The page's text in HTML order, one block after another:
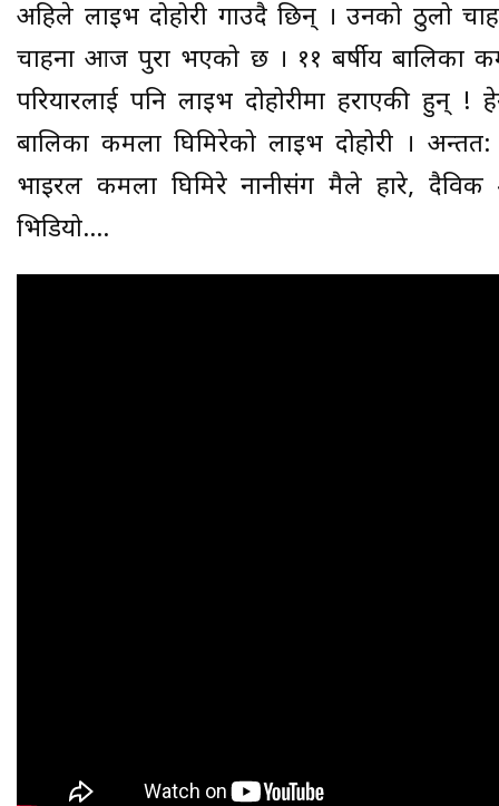
अहिले लाइभ दोहोरी गाउदै छिन् । उनको ठुलो
चाहना आज पुरा भएको छ । ११ बर्षीय बालिका
परियारलाई पनि लाइभ दोहोरीमा हराएकी हुन् !
बालिका कमला घिमिरेको लाइभ दोहोरी । अन्तत:
भाइरल कमला घिमिरे नानीसंग मैले हारे, दैविक
भिडियो….